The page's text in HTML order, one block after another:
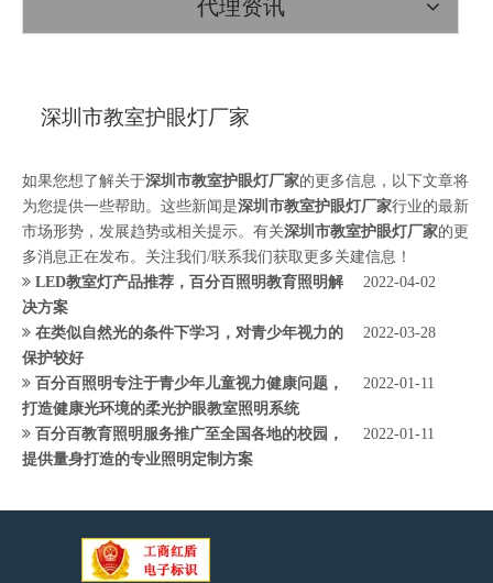
代理资讯
深圳市教室护眼灯厂家
如果您想了解关于深圳市教室护眼灯厂家的更多信息，以下文章将
为您提供一些帮助。这些新闻是深圳市教室护眼灯厂家行业的最新
市场形势，发展趋势或相关提示。有关深圳市教室护眼灯厂家的更
多消息正在发布。关注我们/联系我们获取更多关建信息！
LED教室灯产品推荐，百分百照明教育照明解
决方案
2022-04-02
在类似自然光的条件下学习，对青少年视力的
保护较好
2022-03-28
百分百照明专注于青少年儿童视力健康问题，
打造健康光环境的柔光护眼教室照明系统
2022-01-11
百分百教育照明服务推广至全国各地的校园，
提供量身打造的专业照明定制方案
2022-01-11